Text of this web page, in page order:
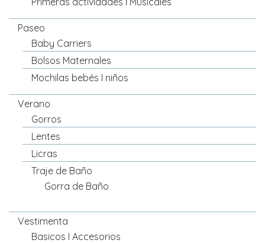
Paseo
Baby Carriers
Bolsos Maternales
Mochilas bebés I niños
Verano
Gorros
Lentes
Licras
Traje de Baño
Gorra de Baño
Vestimenta
Basicos I Accesorios